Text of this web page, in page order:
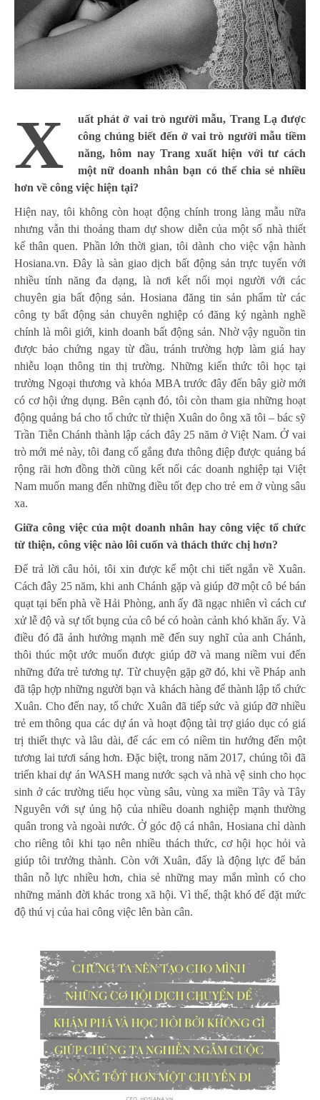
X
uất phát ở vai trò người mẫu, Trang Lạ được
công chúng biết đến ở vai trò người mẫu tiềm
năng, hôm nay Trang xuất hiện với tư cách
một nữ doanh nhân bạn có thể chia sẻ nhiều
hơn về công việc hiện tại?
Hiện nay, tôi không còn hoạt động chính trong làng mẫu nữa
nhưng vẫn thi thoảng tham dự show diễn của một số nhà thiết
kế thân quen. Phần lớn thời gian, tôi dành cho việc vận hành
Hosiana.vn. Đây là sàn giao dịch bất động sản trực tuyến với
nhiều tính năng đa dạng, là nơi kết nối mọi người với các
chuyên gia bất động sản. Hosiana đăng tin sản phẩm từ các
công ty bất động sản chuyên nghiệp có đăng ký ngành nghề
chính là môi giới kinh doanh bất động sản. Nhờ vậy nguồn tin
được bảo chứng ngay từ đầu, tránh trường hợp làm giá hay
nhiễu loạn thông tin thị trường. Những kiến thức tôi học tại
trường Ngoại thương và khóa MBA trước đây đến bây giờ mới
có cơ hội ứng dụng. Bên cạnh đó, tôi còn tham gia những hoạt
động quảng bá cho tổ chức từ thiện Xuân do ông xã tôi – bác sỹ
Trần Tiễn Chánh thành lập cách đây 25 năm ở Việt Nam. Ở vai
trò mới mẻ này, tôi đang cố gắng đưa thông điệp được quảng bá
rộng rãi hơn đồng thời cũng kết nối các doanh nghiệp tại Việt
Nam muốn mang đến những điều tốt đẹp cho trẻ em ở vùng sâu
xa.
Giữa công việc của một doanh nhân hay công việc tổ chức
từ thiện, công việc nào lôi cuốn và thách thức chị hơn?
Để trả lời câu hỏi, tôi xin được kể một chi tiết ngắn về Xuân.
Cách đây 25 năm, khi anh Chánh gặp và giúp đỡ một cô bé bán
quạt tại bến phà về Hải Phòng, anh ấy đã ngạc nhiên vì cách cư
xử lễ độ và sự tốt bụng của cô bé có hoàn cảnh khó khăn ấy. Và
điều đó đã ảnh hưởng mạnh mẽ đến suy nghĩ của anh Chánh,
thôi thúc một ước muốn được giúp đỡ và mang niềm vui đến
những đứa trẻ tương tự. Từ chuyện gặp gỡ đó, khi về Pháp anh
đã tập hợp những người bạn và khách hàng để thành lập tổ chức
Xuân. Cho đến nay, tổ chức Xuân đã tiếp sức và giúp đỡ nhiều
trẻ em thông qua các dự án và hoạt động tài trợ giáo dục có giá
trị thiết thực và lâu dài, để các em có niềm tin hướng đến một
tương lai tươi sáng hơn. Đặc biệt, trong năm 2017, chúng tôi đã
triển khai dự án WASH mang nước sạch và nhà vệ sinh cho học
sinh ở các trường tiểu học vùng sâu, vùng xa miền Tây và Tây
Nguyên với sự ủng hộ của nhiều doanh nghiệp mạnh thường
quân trong và ngoài nước. Ở góc độ cá nhân, Hosiana chỉ dành
cho riêng tôi khi tạo nên nhiều thách thức, cơ hội học hỏi và
giúp tôi trưởng thành. Còn với Xuân, đấy là động lực để bản
thân nỗ lực nhiều hơn, chia sẻ những may mắn mình có cho
những mảnh đời khác trong xã hội. Vì thế, thật khó để đặt mức
độ thú vị của hai công việc lên bàn cân.